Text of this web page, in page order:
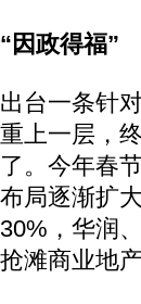
因政得福”
一条针对
上一层，
。今年春
局逐渐扩
，华润
滩商业地产